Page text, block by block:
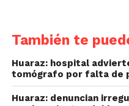
También te
Huaraz: hospital
tomógrafo por falta de
Huaraz: denuncian